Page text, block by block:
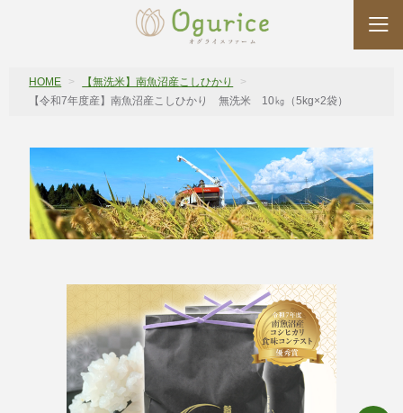
HOME
【無洗米】南魚沼産こしひかり
【令和7年度産】南魚沼産こしひかり 無洗米 10㎏（5kg×2袋）